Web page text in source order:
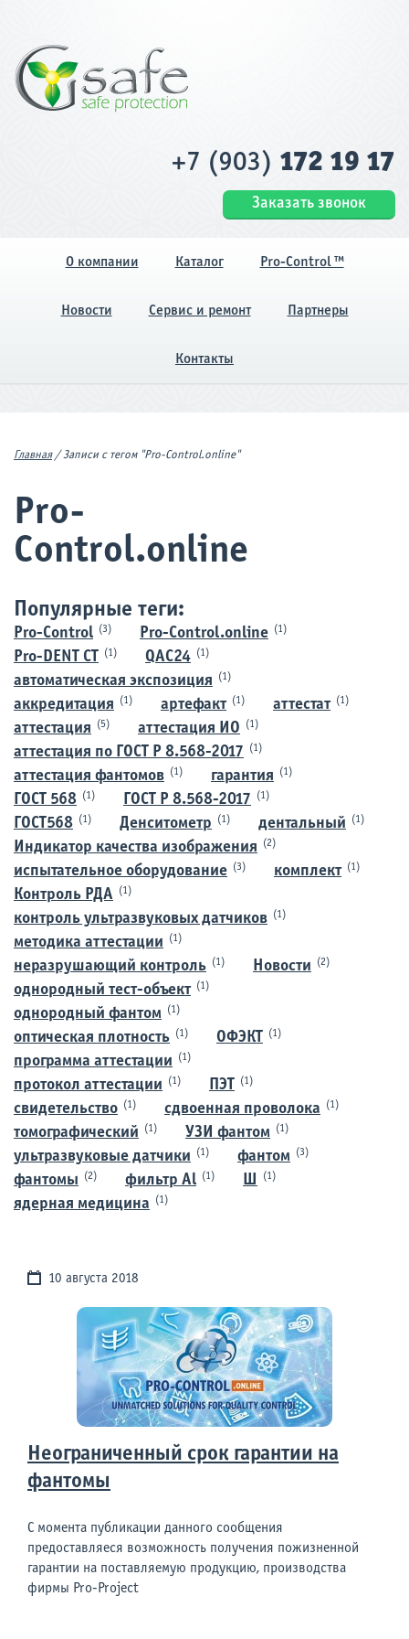
+7 (903) 172 19 17
Заказать звонок
О компании Каталог Pro-Control ™
Новости Сервис и ремонт Партнеры
Контакты
Главная/Записи с тегом "Pro-Control.online"
Pro-
Control.online
Популярные теги:
Pro-Control (3) Pro-Control.online (1)
Pro-DENT CT (1) QAC24 (1)
автоматическая экспозиция (1)
аккредитация (1) артефакт (1) аттестат (1)
аттестация (5) аттестация ИО (1)
аттестация по ГОСТ Р 8.568-2017 (1)
аттестация фантомов (1) гарантия (1)
ГОСТ 568 (1) ГОСТ Р 8.568-2017 (1)
ГОСТ568 (1) Денситометр (1) дентальный (1)
Индикатор качества изображения (2)
испытательное оборудование (3) комплект (1)
Контроль РДА (1)
контроль ультразвуковых датчиков (1)
методика аттестации (1)
неразрушающий контроль (1) Новости (2)
однородный тест-объект (1)
однородный фантом (1)
оптическая плотность (1) ОФЭКТ (1)
программа аттестации (1)
протокол аттестации (1) ПЭТ (1)
свидетельство (1) сдвоенная проволока (1)
томографический (1) УЗИ фантом (1)
ультразвуковые датчики (1) фантом (3)
фантомы (2) фильтр Al (1) Ш (1)
ядерная медицина (1)
10 августа 2018
Неограниченный срок гарантии на
фантомы
С момента публикации данного сообщения
предоставляеся возможность получения пожизненной
гарантии на поставляемую продукцию, производства
фирмы Pro-Project